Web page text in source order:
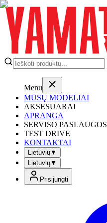
Menu
MŪSŲ MODELIAI
AKSESUARAI
APRANGA
SERVISO PASLAUGOS
TEST DRIVE
KONTAKTAI
Lietuvių▼
Lietuvių▼
Prisijungti